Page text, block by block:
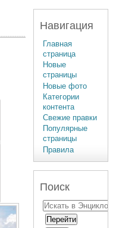
Навигация
Главная
страница
Новые
страницы
Новые фото
Категории
контента
Свежие правки
Популярные
страницы
Правила
Поиск